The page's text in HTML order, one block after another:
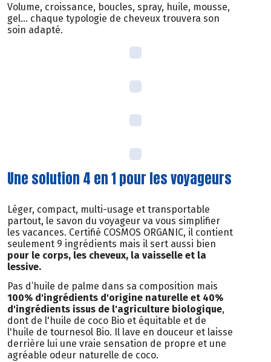
Volume, croissance, boucles, spray, huile, mousse,
gel… chaque typologie de cheveux trouvera son
soin adapté.
Une solution 4 en 1 pour les voyageurs
Léger, compact, multi-usage et transportable
partout, le savon du voyageur va vous simplifier
les vacances. Certifié COSMOS ORGANIC, il contient
seulement 9 ingrédients mais il sert aussi bien
pour le corps, les cheveux, la vaisselle et la
lessive.
Pas d’huile de palme dans sa composition mais
100% d'ingrédients d'origine naturelle et 40%
d'ingrédients issus de l'agriculture biologique,
dont de l'huile de coco Bio et équitable et de
l'huile de tournesol Bio. Il lave en douceur et laisse
derrière lui une vraie sensation de propre et une
agréable odeur naturelle de coco.